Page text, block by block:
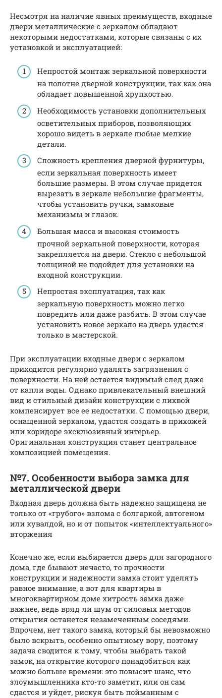
Несмотря на наличие явных преимуществ, входные
двери металлические с зеркалом обладают
некоторыми недостатками, которые связаны с их
установкой и эксплуатацией:
Непростой монтаж зеркальной поверхности
на полотне дверной конструкции, так как она
обладает повышенной хрупкостью.
Необходимость установки дополнительных
осветительных приборов, позволяющих
хорошо видеть в зеркале любые мелкие
детали.
Сложность крепления дверной фурнитуры,
если зеркальная поверхность имеет
большие размеры. В этом случае придется
вырезать в зеркале небольшие фрагменты,
чтобы установить ручки, замковые
механизмы и глазок.
Большая масса и высокая стоимость
прочной зеркальной поверхности, которая
закрепляется на двери. Стекло с небольшой
толщиной не подойдет для установки на
входной конструкции.
Непростая эксплуатация, так как
зеркальную поверхность можно легко
повредить или даже разбить. В этом случае
установить новое зеркало на дверь удастся
только в мастерской.
При эксплуатации входные двери с зеркалом
приходится регулярно удалять загрязнения с
поверхности. На ней остается видимый след даже
от капли воды. Однако привлекательный внешний
вид и стильный дизайн конструкции с лихвой
компенсирует все ее недостатки. С помощью двери,
оснащенной зеркалом, удастся создать в прихожей
или коридоре эксклюзивный интерьер.
Оригинальная конструкция станет центральное
композицией помещения.
№7. Особенности выбора замка для
металлической двери
Входная дверь должна быть надежно защищена не
только от «грубого» взлома с болгаркой, автогеном
или кувалдой, но и от попыток «интеллектуального»
вторжения
Конечно же, если выбирается дверь для загородного
дома, где бывают нечасто, то прочности
конструкции и надежности замка стоит уделять
равное внимание, а вот для квартиры в
многоквартирном доме хитрость замка даже
важнее, ведь вряд ли шум от силовых методов
открытия останется незамеченным соседями.
Впрочем, нет такого замка, который бы невозможно
было вскрыть, особенно опытному вору, поэтому
задача сводится к тому, чтобы выбрать такой
замок, на открытие которого понадобиться как
можно больше времени: это повысит шанс, что
злоумышленника кто-то заметит, или он сам
сдастся и уйдет, рискуя быть пойманным с